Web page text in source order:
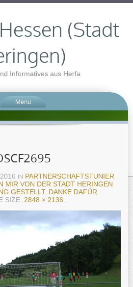
(Stadt
Informatives aus Herfa
Menu
IN PARTNERSCHAFTSTUNIER
MIR VON DER STADT HERINGEN
GESTELLT. DANKE DAFÜR
SIZE: 2848 × 2136.